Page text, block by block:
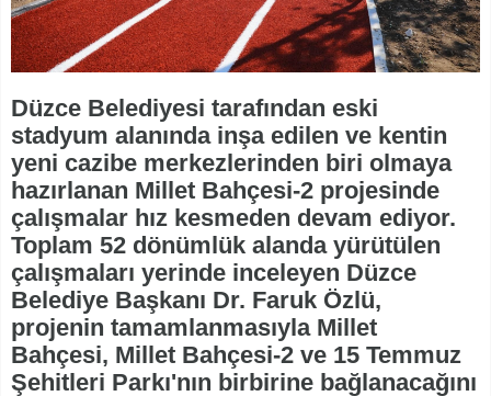
Düzce Belediyesi tarafından eski
stadyum alanında inşa edilen ve kentin
yeni cazibe merkezlerinden biri olmaya
hazırlanan Millet Bahçesi-2 projesinde
çalışmalar hız kesmeden devam ediyor.
Toplam 52 dönümlük alanda yürütülen
çalışmaları yerinde inceleyen Düzce
Belediye Başkanı Dr. Faruk Özlü,
projenin tamamlanmasıyla Millet
Bahçesi, Millet Bahçesi-2 ve 15 Temmuz
Şehitleri Parkı'nın birbirine bağlanacağını